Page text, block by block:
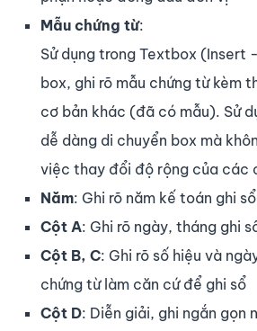
Mẫu chứng từ:
Sử dụng trong Textbox
box, ghi rõ mẫu chứng từ kèm
cơ bản khác (đã có mẫu). Sử
dễ dàng di chuyển box mà
việc thay đổi độ rộng của các
Năm: Ghi rõ năm kế toán ghi sổ
Cột A: Ghi rõ ngày, tháng ghi
Cột B, C: Ghi rõ số hiệu và
chứng từ làm căn cứ để ghi sổ
Cột D: Diễn giải, ghi ngắn gọn